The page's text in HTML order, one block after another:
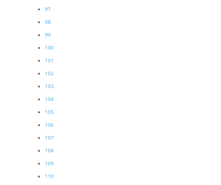
97
98
99
100
101
102
103
104
105
106
107
108
109
110